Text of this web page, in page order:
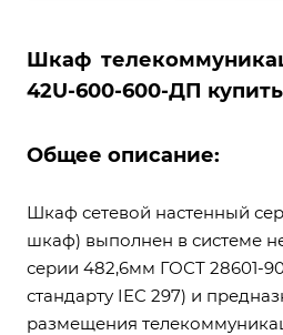
Шкаф
42U-600-600-ДП
Общее описание:
Шкаф сетевой настенный
шкаф) выполнен в системе
серии 482,6мм ГОСТ 28601-
стандарту IEC 297) и
размещения